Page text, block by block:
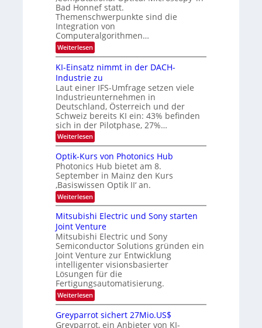
B
i
l
d
v
e
r
a
r
b
e
i
t
u
n
g
s
-
T
r
e
n
d
s
ts
m
e
l
d
e
t
s
t
a
r
k
e
s
W
a
c
h
s
t
u
m
i
m
e
s
t
e
n
H
a
l
b
j
a
h
Bad Honnef statt.
Themenschwerpunkte sind die
Integration von
Computeralgorithmen…
Weiterlesen:
8
9
.
W
E
-
H
e
r
a
e
u
s
-
S
e
m
i
a
r
KI-Einsatz nimmt in der DACH-
Industrie zu
Laut einer IFS-Umfrage setzen viele
Industrieunternehmen in
Deutschland, Österreich und der
Schweiz bereits KI ein: 43% befinden
sich in der Pilotphase, 27%…
Weiterlesen:
K
-
E
i
n
s
a
z
n
i
m
m
t
i
n
d
e
r
D
A
C
Optik-Kurs von Photonics Hub
Photonics Hub bietet am 8.
September in Mainz den Kurs
‚Basiswissen Optik II‘ an.
Weiterlesen:
O
p
t
i
k
-
K
u
r
s
v
o
n
P
h
Mitsubishi Electric und Sony starten
Joint Venture
Mitsubishi Electric und Sony
Semiconductor Solutions gründen ein
Joint Venture zur Entwicklung
intelligenter visionsbasierter
Lösungen für die
Fertigungsautomatisierung.
Weiterlesen:
M
t
Greyparrot sichert 27Mio.US$
Greyparrot, ein Anbieter von KI-